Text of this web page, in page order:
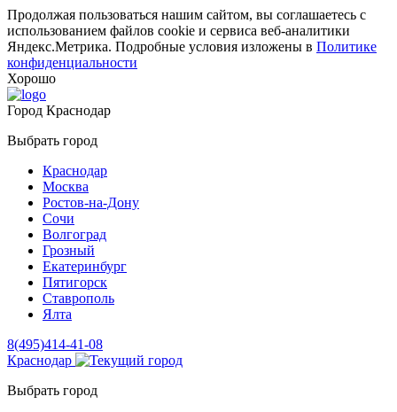
Продолжая пользоваться нашим сайтом, вы соглашаетесь с
использованием файлов cookie и сервиса веб-аналитики
Яндекс.Метрика. Подробные условия изложены в Политике
конфиденциальности
Хорошо
Город Краснодар
Выбрать город
Краснодар
Москва
Ростов-на-Дону
Сочи
Волгоград
Грозный
Екатеринбург
Пятигорск
Ставрополь
Ялта
8(495)414-41-08
Краснодар
Выбрать город